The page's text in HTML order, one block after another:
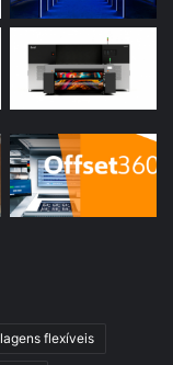
flexíveis